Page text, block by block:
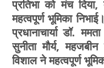
प्रतिभा को मंच
महत्वपूर्ण भूमिका
प्रधानाचार्या डॉ.
सुनीता मौर्य,
विशाल ने महत्वपूर्ण